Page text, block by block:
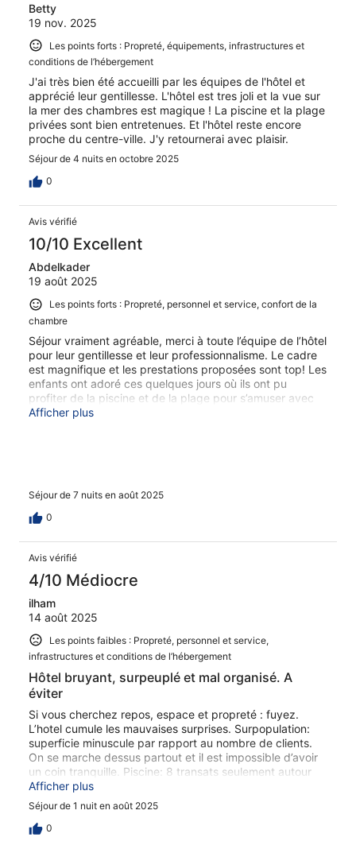
Betty
19 nov. 2025
Les points forts : Propreté, équipements, infrastructures et
conditions de l’hébergement
J'ai très bien été accueilli par les équipes de l'hôtel et
apprécié leur gentillesse. L'hôtel est tres joli et la vue sur
la mer des chambres est magique ! La piscine et la plage
privées sont bien entretenues. Et l'hôtel reste encore
proche du centre-ville. J'y retournerai avec plaisir.
Séjour de 4 nuits en octobre 2025
0
Avis vérifié
10/10 Excellent
Abdelkader
19 août 2025
Les points forts : Propreté, personnel et service, confort de la
chambre
Séjour vraiment agréable, merci à toute l’équipe de l’hôtel
pour leur gentillesse et leur professionnalisme. Le cadre
est magnifique et les prestations proposées sont top! Les
enfants ont adoré ces quelques jours où ils ont pu
profiter de la piscine et de la plage pour s’amuser avec
les enfants présents 👍
Afficher plus
Séjour de 7 nuits en août 2025
0
Avis vérifié
4/10 Médiocre
ilham
14 août 2025
Les points faibles : Propreté, personnel et service,
infrastructures et conditions de l’hébergement
Hôtel bruyant, surpeuplé et mal organisé. A
éviter
Si vous cherchez repos, espace et propreté : fuyez.
L’hotel cumule les mauvaises surprises. Surpopulation:
superficie minuscule par rapport au nombre de clients.
On se marche dessus partout et il est impossible d’avoir
un coin tranquille. Piscine: 8 transats seulement autour
de la piscine pour tout l’hôtel, piscine sale, pas de WC
autour. Les enfants y restent 4 heures d’affilée sans
sortir… imaginez l’hygiène de l’eau (urine dans l’eau ...)
Petit-déjeuner chaotique: 0 table disponible, buffet pris
Afficher plus
Séjour de 1 nuit en août 2025
0